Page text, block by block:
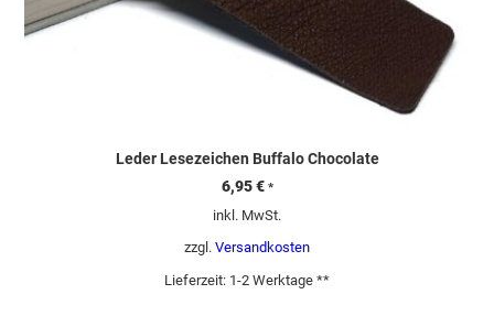
Leder Lesezeichen Buffalo Chocolate
6,95€ *
inkl. MwSt.
zzgl. Versandkosten
Lieferzeit: 1-2 Werktage **